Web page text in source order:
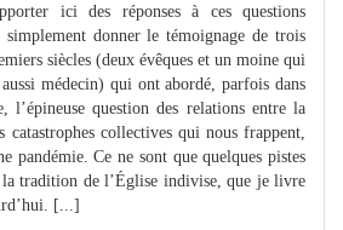
ici des réponses à ces questions
simplement donner le témoignage de trois
siècles (deux évêques et un moine qui
médecin) qui ont abordé, parfois dans
l’épineuse question des relations entre la
collectives qui nous frappent,
pandémie. Ce ne sont que quelques pistes
tradition de l’Église indivise, que je livre
[...]